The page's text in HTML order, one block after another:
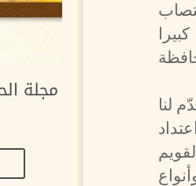
لنا
مجلة